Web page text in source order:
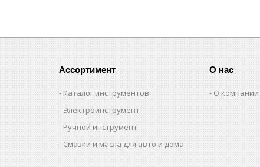
Ассортимент
Каталог инструментов
Электроинструмент
Ручной инструмент
Смазки и масла для авто и дома
О нас
О компании